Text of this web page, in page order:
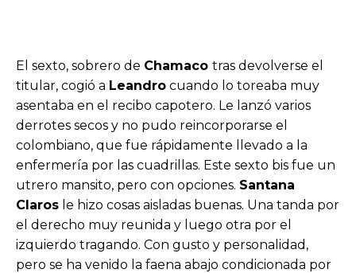
El sexto, sobrero de Chamaco tras devolverse el
titular, cogió a Leandro cuando lo toreaba muy
asentaba en el recibo capotero. Le lanzó varios
derrotes secos y no pudo reincorporarse el
colombiano, que fue rápidamente llevado a la
enfermería por las cuadrillas. Este sexto bis fue un
utrero mansito, pero con opciones. Santana
Claros le hizo cosas aisladas buenas. Una tanda por
el derecho muy reunida y luego otra por el
izquierdo tragando. Con gusto y personalidad,
pero se ha venido la faena abajo condicionada por